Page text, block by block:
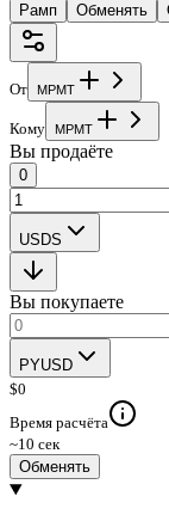
Рамп Обменять
От MPMT
Кому MPMT
Вы продаёте
0
USDS
Вы покупаете
PYUSD
$0
Время расчёта
~10 сек
Обменять